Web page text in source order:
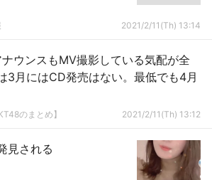
2021/2/11(Th) 13:14
ウンスもMV撮影している気配が全
3月にはCD発売はない。最低でも4月
のまとめ】 2021/2/11(Th) 13:12
見される